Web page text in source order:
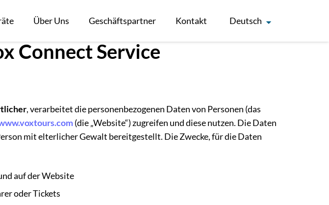
Über Uns Geschäftspartner Kontakt Deutsch
Connect Service
, verarbeitet die personenbezogenen Daten von Personen (das
(die „Website“) zugreifen und diese nutzen. Die Daten
mit elterlicher Gewalt bereitgestellt. Die Zwecke, für die Daten
auf der Website
oder Tickets